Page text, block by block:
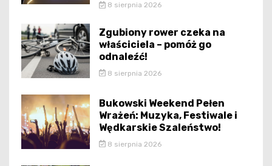
8 sierpnia 2026
Zgubiony rower czeka na
właściciela – pomóż go
odnaleźć!
8 sierpnia 2026
Bukowski Weekend Pełen
Wrażeń: Muzyka, Festiwale i
Wędkarskie Szaleństwo!
8 sierpnia 2026